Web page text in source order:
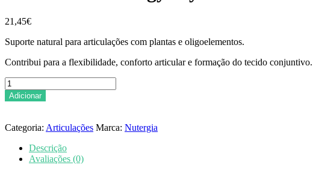
21,45€
Suporte natural para articulações com plantas e oligoelementos.
Contribui para a flexibilidade, conforto articular e formação do tecido conjuntivo.
Quantidade
de
NUTERGIA
ErgyPhytum
250ml
Adicionar
Categoria: Articulações Marca: Nutergia
Descrição
Avaliações (0)